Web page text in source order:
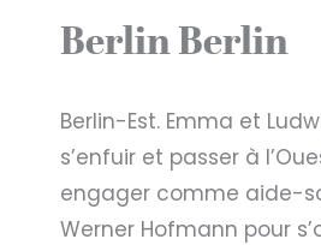
Berlin Berlin
Berlin-Est. Emma et
s’enfuir et passer à
engager comme aide-
Werner Hofmann pour